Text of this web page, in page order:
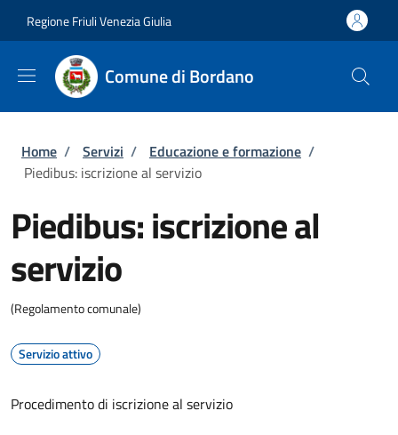
Regione Friuli Venezia Giulia
Comune di Bordano
Briciole di pane
Home / Servizi / Educazione e formazione /
Piedibus: iscrizione al servizio
Piedibus: iscrizione al
servizio
(Regolamento comunale)
Servizio attivo
Procedimento di iscrizione al servizio